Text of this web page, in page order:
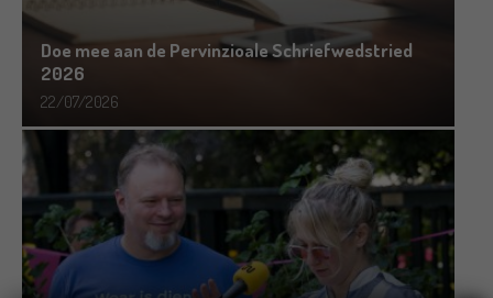
Doe mee aan de Pervinzioale Schriefwedstried
2026
22/07/2026